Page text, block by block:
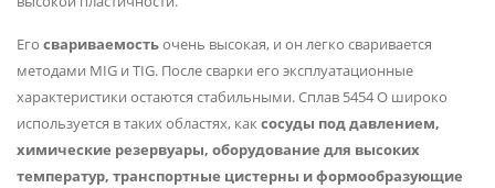
Его свариваемостьочень высокая, и он легко сваривается
методами MIG и TIG. После сварки его эксплуатационные
характеристики остаются стабильными. Сплав 5454 O широко
используется в таких областях, каксосуды под давлением,
химические резервуары, оборудование для высоких
температур, транспортные цистерны и формообразующие